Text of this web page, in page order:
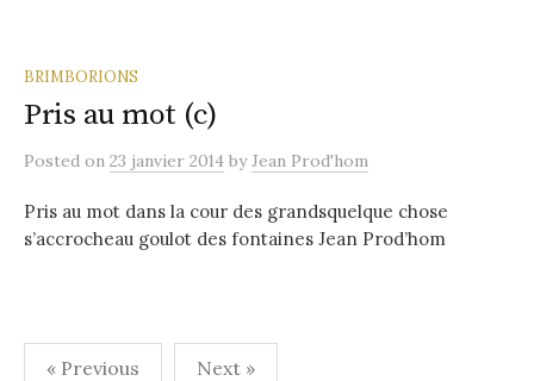
BRIMBORIONS
Pris au mot (c)
Posted on 23 janvier 2014 byJean Prod'hom
Pris au mot dans la cour des grandsquelque chose
s’accrocheau goulot des fontaines Jean Prod’hom
Pagination
« Previous Next »